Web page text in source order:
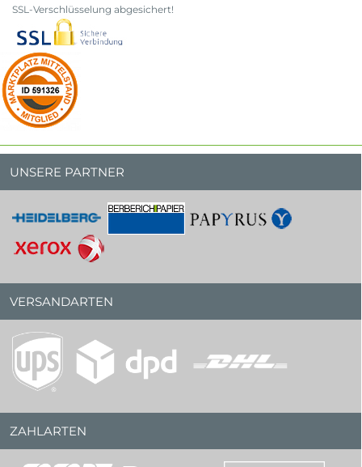
SSL-Verschlüsselung abgesichert!
UNSERE PARTNER
VERSANDARTEN
ZAHLARTEN